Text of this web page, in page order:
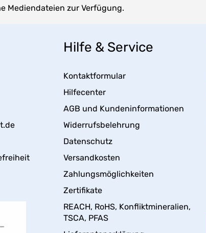
Mediendateien zur Verfügung.
Hilfe & Service
Kontaktformular
Hilfecenter
AGB und Kundeninformationen
Widerrufsbelehrung
Datenschutz
Versandkosten
Zahlungsmöglichkeiten
Zertifikate
REACH, RoHS, Konfliktmineralien,
TSCA, PFAS